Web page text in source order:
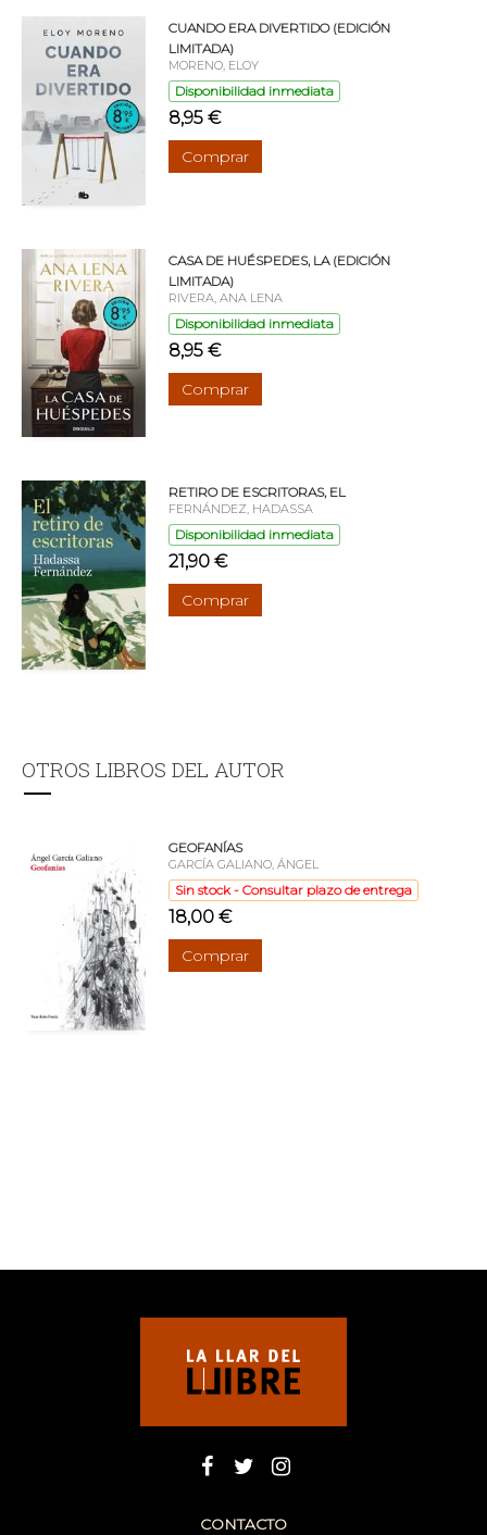
CUANDO ERA DIVERTIDO (EDICIÓN
LIMITADA)
MORENO, ELOY
Disponibilidad inmediata
8,95 €
Comprar
CASA DE HUÉSPEDES, LA (EDICIÓN
LIMITADA)
RIVERA, ANA LENA
Disponibilidad inmediata
8,95 €
Comprar
RETIRO DE ESCRITORAS, EL
FERNÁNDEZ, HADASSA
Disponibilidad inmediata
21,90 €
Comprar
OTROS LIBROS DEL AUTOR
GEOFANÍAS
GARCÍA GALIANO, ÁNGEL
Sin stock - Consultar plazo de entrega
18,00 €
Comprar
CONTACTO